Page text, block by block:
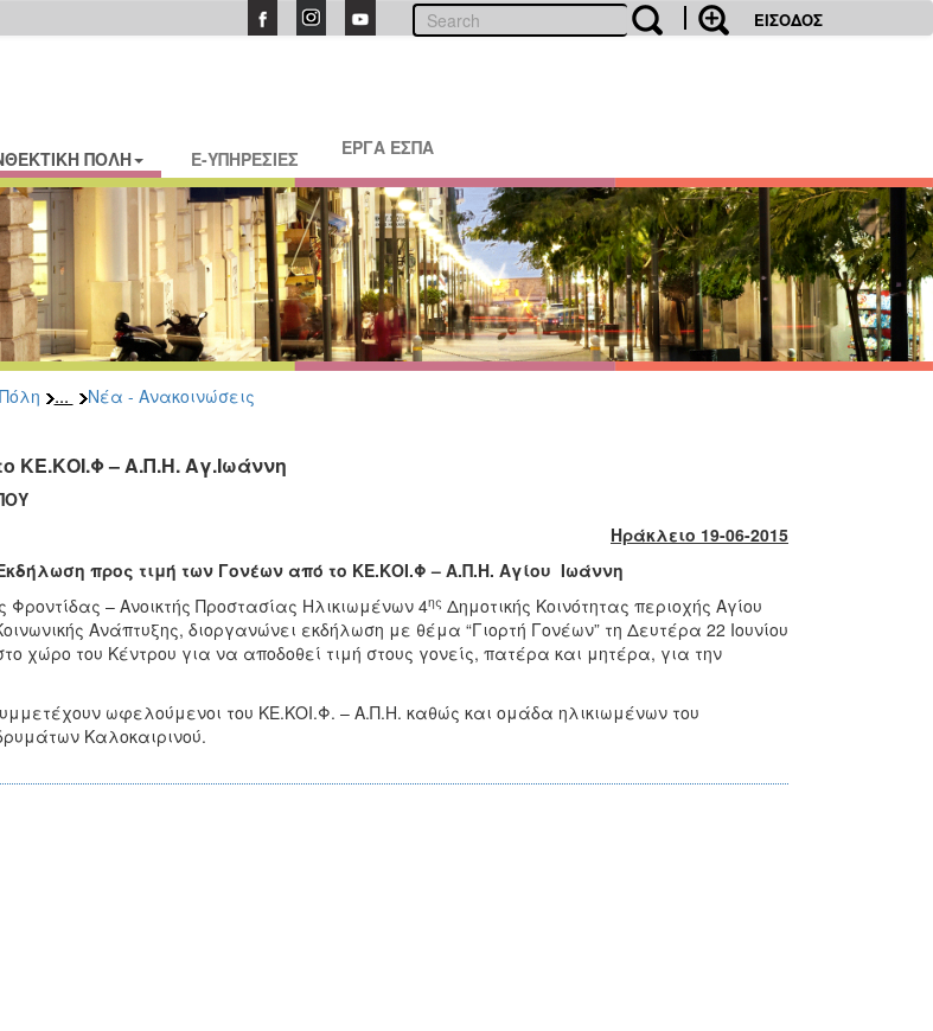
ΕΙΣΟΔΟΣ
ΠΟΛΗ E-ΥΠΗΡΕΣΙΕΣ ΕΡΓΑ ΕΣΠΑ
... Νέα - Ανακοινώσεις
ΚΕ.ΚΟΙ.Φ – Α.Π.Η. Αγ.Ιωάννη
Ηράκλειο 19-06-2015
προς τιμή των Γονέων από το ΚΕ.ΚΟΙ.Φ – Α.Π.Η. Αγίου Ιωάννη
Φροντίδας – Ανοικτής Προστασίας Ηλικιωμένων 4ης Δημοτικής Κοινότητας περιοχής Αγίου
Ανάπτυξης, διοργανώνει εκδήλωση με θέμα “Γιορτή Γονέων” τη Δευτέρα 22 Ιουνίου
χώρο του Κέντρου για να αποδοθεί τιμή στους γονείς, πατέρα και μητέρα, για την
ωφελούμενοι του ΚΕ.ΚΟΙ.Φ. – Α.Π.Η. καθώς και ομάδα ηλικιωμένων του
Καλοκαιρινού.